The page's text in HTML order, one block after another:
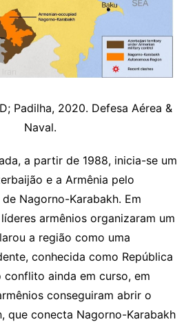
Padilha, 2020. Defesa Aérea &
Naval.
a partir de 1988, inicia-se um
e a Armênia pelo
Nagorno-Karabakh. Em
armênios organizaram um
a região como uma
conhecida como República
ainda em curso, em
conseguiram abrir o
que conecta Nagorno-Karabakh